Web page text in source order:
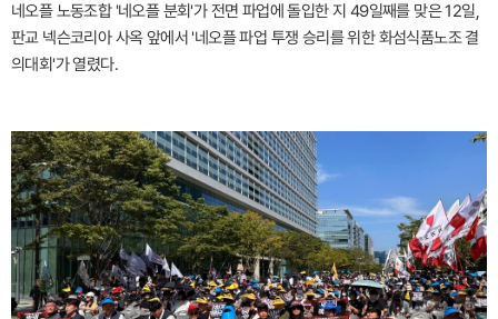
네오플 노동조합 '네오플 분회'가 전면 파업에 돌입한 지 49일째를 맞은 12일,
판교 넥슨코리아 사옥 앞에서 '네오플 파업 투쟁 승리를 위한 화섬식품노조 결
의대회'가 열렸다.